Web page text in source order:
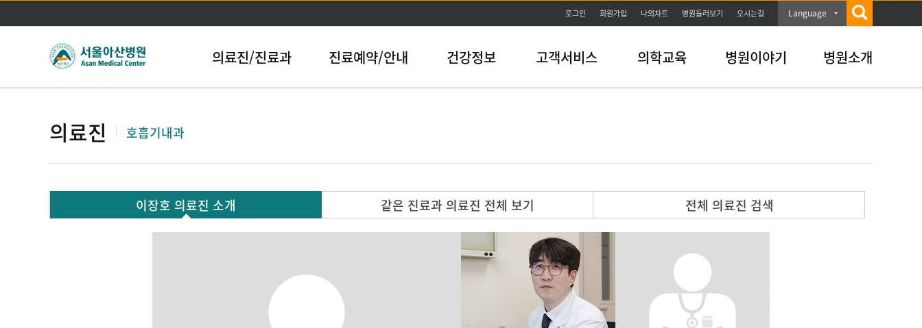
본문바로가기
로그인 회원가입 나의차트 병원둘러보기 오시는길 Language
의료진/진료과 진료예약/안내 건강정보 고객서비스 의학교육 병원이야기 병원소개
의료진 호흡기내과
이장호 의료진 소개 같은 진료과 의료진 전체 보기 전체 의료진 검색